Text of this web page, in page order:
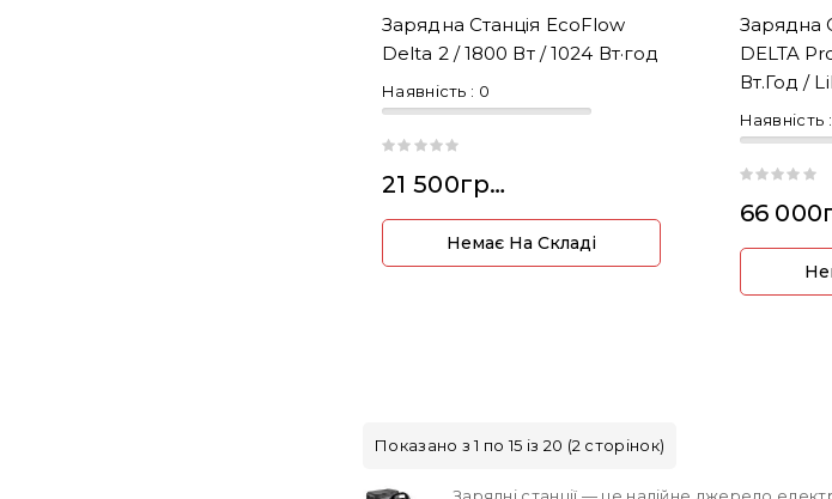
Зарядна Станція EcoFlow
Delta 2 / 1800 Вт / 1024 Вт·год
Наявність : 0
21 500грн.
Немає На Складі
Зарядна
DELTA
Вт.год /
Наявність :
Показано з 1 по 15 із 20 (2 сторінок)